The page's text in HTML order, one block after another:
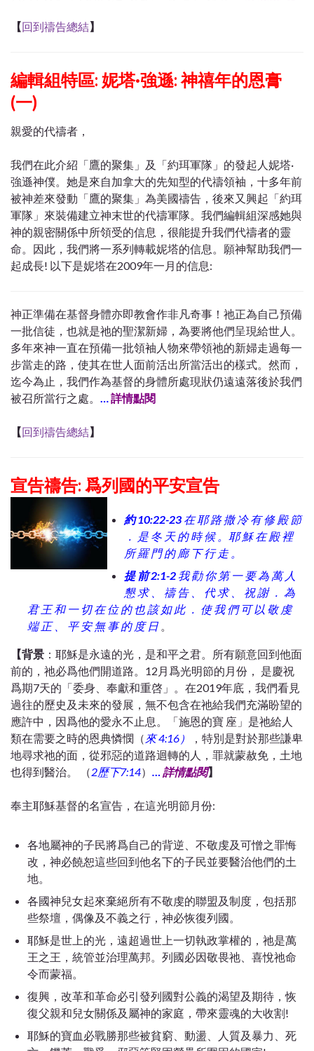
【回到禱告總結】
編輯組特區: 妮塔·強遜: 神禧年的恩膏
(一)
親愛的代禱者，
我們在此介紹「鷹的聚集」及「約珥軍隊」的發起人妮塔·
強遜神僕。她是來自加拿大的先知型的代禱領袖，十多年前
被神差來發動「鷹的聚集」為美國禱告，後來又興起「約珥
軍隊」來裝備建立神末世的代禱軍隊。我們編輯組深感她與
神的親密關係中所領受的信息，很能提升我們代禱者的靈
命。因此，我們將一系列轉載妮塔的信息。願神幫助我們一
起成長! 以下是妮塔在2009年一月的信息:
神正準備在基督身體亦即教會作非凡奇事！祂正為自己預備
一批信徒，也就是祂的聖潔新婦，為要將他們呈現給世人。
多年來神一直在預備一批領袖人物來帶領祂的新婦走過每一
步當走的路，使其在世人面前活出所當活出的樣式。然而，
迄今為止，我們作為基督的身體所處現狀仍遠遠落後於我們
被召所當行之處。
… 詳情點閱
【回到禱告總結】
宣告禱告: 爲列國的平安宣告
約 10:22-23 在 耶 路 撒 冷 有 修 殿 節
． 是 冬 天 的 時 候 。耶 穌 在 殿 裡
所 羅 門 的 廊 下 行 走 。
提 前 2:1-2 我 勸 你 第 一 要 為 萬 人
懇 求 、 禱 告 、 代 求 、 祝 謝 ． 為
君 王 和 一 切 在 位 的 也 該 如 此 ． 使 我 們 可 以 敬 虔
端 正 、 平 安 無 事 的 度 日
【背景 ：耶穌是永遠的光，是和平之君。所有願意回到他面
前的，祂必爲他們開道路。12月爲光明節的月份， 是慶祝
爲期7天的 「委身、奉獻和重啓 」
。在2019年底，我們看見
過往的歷史及未來的發展，無不包含在祂給我們充滿盼望的
應許中，因爲他的愛永不止息。
「施恩的寶 座 」 是祂給人
類在需要之時的恩典憐憫（ 來 4:16）
，特別是對於那些謙卑
地尋求祂的面，從邪惡的道路迴轉的人，罪就蒙赦免，土地
也得到醫治。 （2歷下7:14） … 詳情點閱】
奉主耶穌基督的名宣告，在這光明節月份:
各地屬神的子民將爲自己的背逆、不敬虔及可憎之罪悔
改，神必饒恕這些回到他名下的子民並要醫治他們的土
地。
各國神兒女起來棄絕所有不敬虔的聯盟及制度，包括那
些祭壇，偶像及不義之行，神必恢復列國。
耶穌是世上的光，遠超過世上一切執政掌權的，祂是萬
王之王，統管並治理萬邦。列國必因敬畏祂、喜悅祂命
令而蒙福。
復興，改革和革命必引發列國對公義的渴望及期待，恢
復父親和兒女關係及屬神的家庭，帶來靈魂的大收割!
耶穌的寶血必戰勝那些被貧窮、動盪、人質及暴力、死